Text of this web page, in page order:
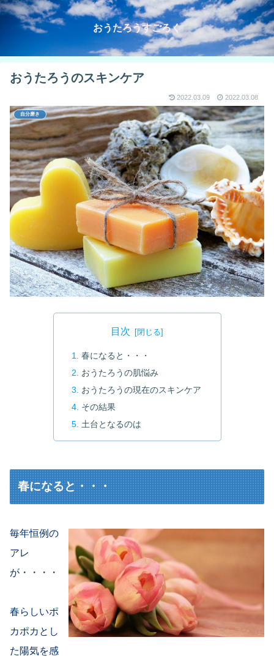
おうたろうすごろく
おうたろうのスキンケア
2022.03.09 2022.03.08
自分磨き
目次
春になると・・・
おうたろうの肌悩み
おうたろうの現在のスキンケア
その結果
土台となるのは
春になると・・・
毎年恒例の
アレ
が・・・・
春らしいポ
カポカとし
た陽気を感